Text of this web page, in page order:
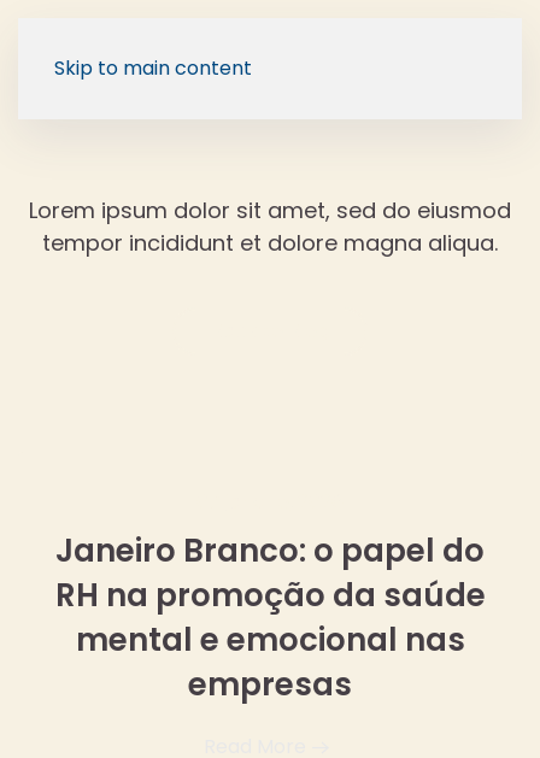
Skip to main content
Lorem ipsum dolor sit amet, sed do eiusmod
tempor incididunt et dolore magna aliqua.
Janeiro Branco: o papel do
RH na promoção da saúde
mental e emocional nas
empresas